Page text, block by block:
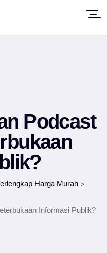
Podcast
Harga Murah >
Informasi Publik?